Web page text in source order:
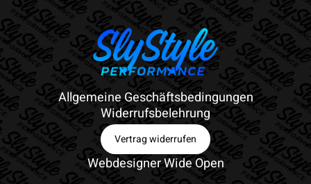
Allgemeine Geschäftsbedingungen
Widerrufsbelehrung
Vertrag widerrufen
Webdesigner Wide Open